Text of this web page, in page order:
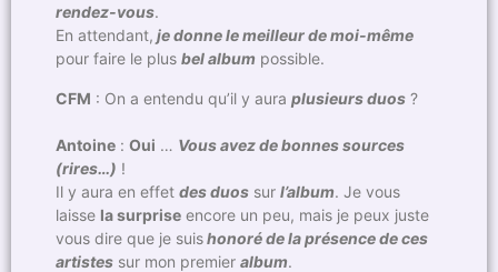
rendez-vous.
En attendant, je donne le meilleur de moi-même
pour faire le plus bel album possible.
CFM : On a entendu qu’il y aura plusieurs duos ?
Antoine : Oui … Vous avez de bonnes sources
(rires…) !
Il y aura en effet des duos sur l’album. Je vous
laisse la surprise encore un peu, mais je peux juste
vous dire que je suishonoré de la présence de ces
artistes sur mon premier album.